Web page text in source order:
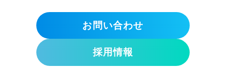
お問い合わせ
採用情報